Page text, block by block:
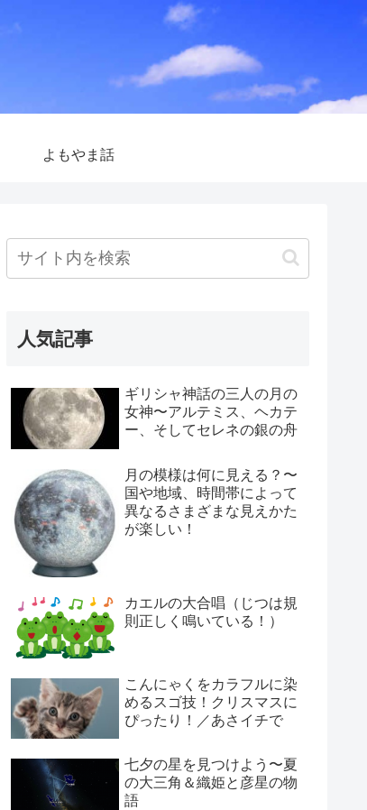
よもやま話
人気記事
ギリシャ神話の三人の月の
女神〜アルテミス、ヘカテ
ー、そしてセレネの銀の舟
月の模様は何に見える？〜
国や地域、時間帯によって
異なるさまざまな見えかた
が楽しい！
カエルの大合唱（じつは規
則正しく鳴いている！）
こんにゃくをカラフルに染
めるスゴ技！クリスマスに
ぴったり！／あさイチで
七夕の星を見つけよう〜夏
の大三角＆織姫と彦星の物
語